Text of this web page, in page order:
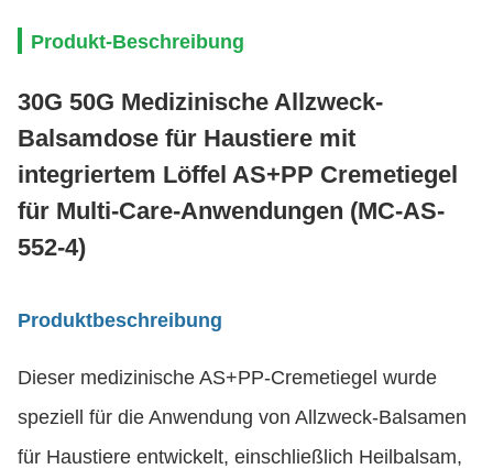
Produkt-Beschreibung
30G 50G Medizinische Allzweck-
Balsamdose für Haustiere mit
integriertem Löffel AS+PP Cremetiegel
für Multi-Care-Anwendungen (MC-AS-
552-4)
Produktbeschreibung
Dieser medizinische AS+PP-Cremetiegel wurde
speziell für die Anwendung von Allzweck-Balsamen
für Haustiere entwickelt, einschließlich Heilbalsam,